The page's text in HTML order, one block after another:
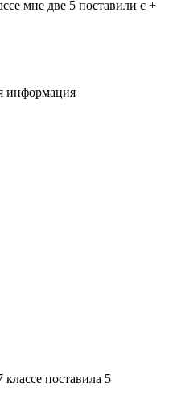
мне две 5 поставили с +
информация
классе поставила 5